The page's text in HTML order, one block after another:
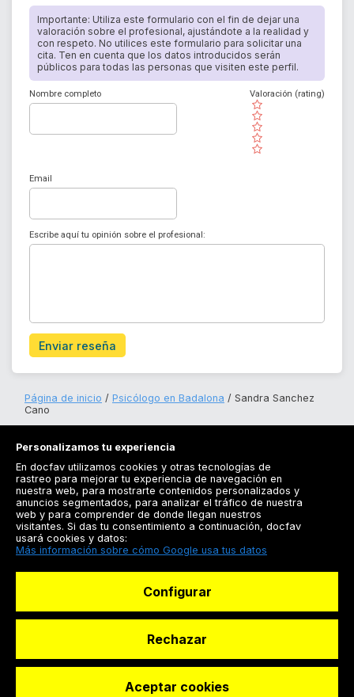
Importante: Utiliza este formulario con el fin de dejar una
valoración sobre el profesional, ajustándote a la realidad y
con respeto. No utilices este formulario para solicitar una
cita. Ten en cuenta que los datos introducidos serán
públicos para todas las personas que visiten este perfil.
Nombre completo
( )
( )
( )
( )
( )
Valoración (rating)
Email
Escribe aquí tu opinión sobre el profesional:
Enviar reseña
Página de inicio Psicólogo en Badalona
Sandra Sanchez
Cano
Registrarse
Docfav
© Dashboard Technologies S.L
Personalizamos tu experiencia
En docfav utilizamos cookies y otras tecnologías de
rastreo para mejorar tu experiencia de navegación en
nuestra web, para mostrarte contenidos personalizados y
anuncios segmentados, para analizar el tráfico de nuestra
web y para comprender de donde llegan nuestros
visitantes. Si das tu consentimiento a continuación, docfav
usará cookies y datos:
Más información sobre cómo Google usa tus datos
Configurar
Rechazar
Aceptar cookies